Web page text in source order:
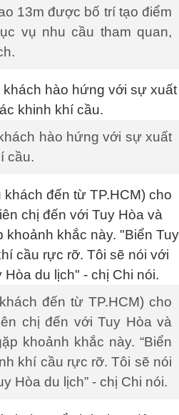
13m được bố trí tạo điểm
vụ nhu cầu tham quan,
hào hứng với sự xuất
cầu.
đến từ TP.HCM) cho
chị đến với Tuy Hòa và
khoảnh khắc này. “Biển
khí cầu rực rỡ. Tôi sẽ nói
Hòa du lịch” - chị Chi nói.